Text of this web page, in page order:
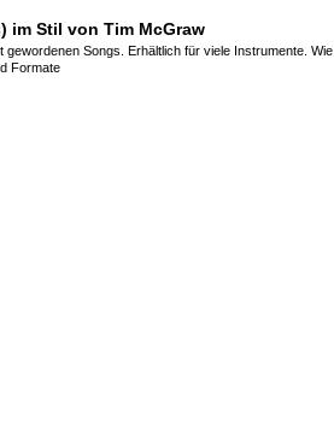
im Stil von Tim McGraw
Songs. Erhältlich für viele Instrumente. Wie
Formate